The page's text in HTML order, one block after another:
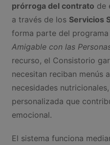
prórroga del contrato de
a través de los Servicios
forma parte del
Amigable con las
recurso, el Consistorio
necesitan reciban menús
necesidades
personalizada que
emocional.
El sistema funciona